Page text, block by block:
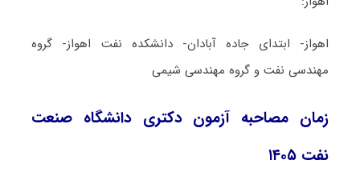
اهواز- ابتدای جاده آبادان- دانشکده نفت اهواز- گروه
مهندسی نفت و گروه مهندسی شیمی
زمان مصاحبه آزمون دکتری دانشگاه صنعت
نفت ۱۴۰۵